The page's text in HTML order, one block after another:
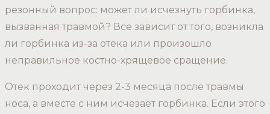
резонный вопрос: может ли исчезнуть горбинка,
вызванная травмой? Все зависит от того, возникла
ли горбинка из-за отека или произошло
неправильное костно-хрящевое сращение.
Отек проходит через 2-3 месяца после травмы
носа, а вместе с ним исчезает горбинка. Если этого